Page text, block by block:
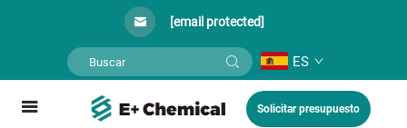
[email protected]
ES
Solicitar presupuesto